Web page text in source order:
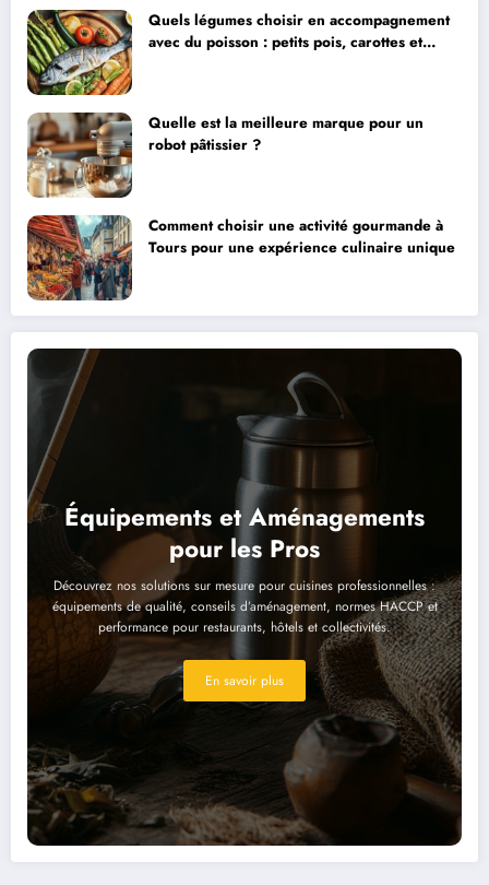
Quels légumes choisir en accompagnement
avec du poisson : petits pois, carottes et
Quelle est la meilleure marque pour un
robot pâtissier ?
Comment choisir une activité gourmande à
Tours pour une expérience culinaire unique
Équipements et Aménagements
pour les Pros
Découvrez nos solutions sur mesure pour cuisines professionnelles :
équipements de qualité, conseils d’aménagement, normes HACCP et
performance pour restaurants, hôtels et collectivités.
En savoir plus